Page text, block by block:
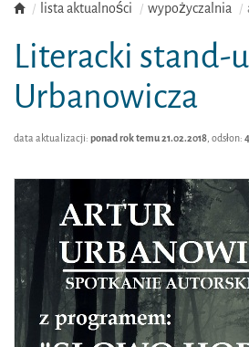
lista aktualności wypożyczalnia
Literacki stand-
Urbanowicza
data aktualizacji: ponad rok temu 21.02.2018 , odsłon: